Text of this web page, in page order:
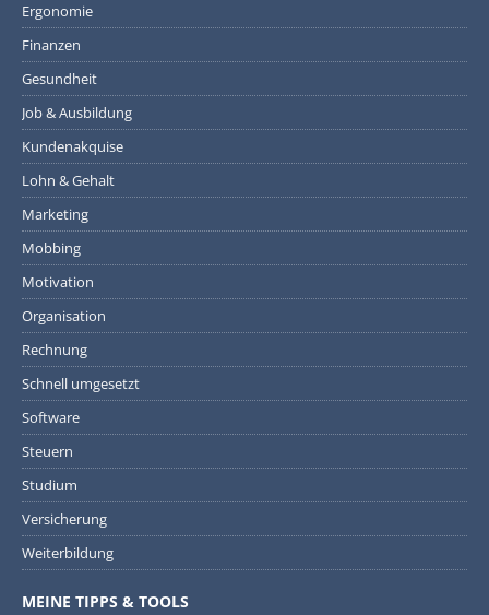
Ergonomie
Finanzen
Gesundheit
Job & Ausbildung
Kundenakquise
Lohn & Gehalt
Marketing
Mobbing
Motivation
Organisation
Rechnung
Schnell umgesetzt
Software
Steuern
Studium
Versicherung
Weiterbildung
MEINE TIPPS & TOOLS